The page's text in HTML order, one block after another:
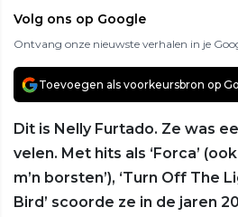
Volg ons op Google
Ontvang onze nieuwste verhalen in je
Toevoegen als voorkeursbron op
Dit is Nelly Furtado. Ze was
velen. Met hits als ‘Forca’
m’n borsten’), ‘Turn Off The
Bird’ scoorde ze in de jaren